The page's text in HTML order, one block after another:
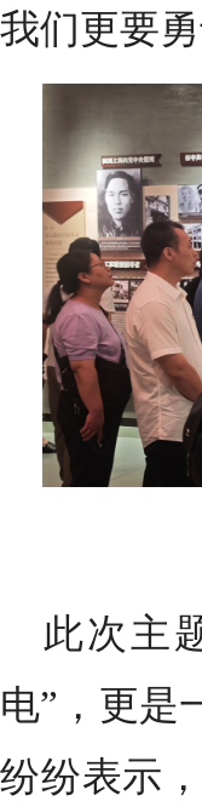
我们更要
此次主
电”，更是
纷纷表示